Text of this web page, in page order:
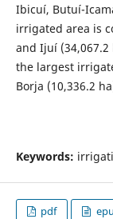
Ibicuí, Butuí-
irrigated area is
and Ijuí
the largest
Borja (10,336.2
Keywords:
pdf